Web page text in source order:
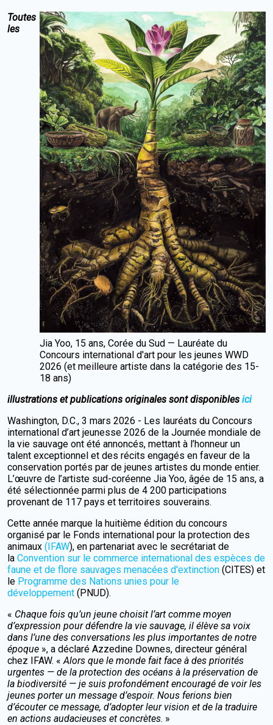
Jia Yoo, 15 ans, Corée du Sud — Lauréate du
Concours international d'art pour les jeunes WWD
2026 (et meilleure artiste dans la catégorie des 15-
18 ans)
Toutes
les
illustrations et publications originales sont disponibles ici
Washington, D.C., 3 mars 2026 - Les lauréats du Concours
international d’art jeunesse 2026 de la Journée mondiale de
la vie sauvage ont été annoncés, mettant à l’honneur un
talent exceptionnel et des récits engagés en faveur de la
conservation portés par de jeunes artistes du monde entier.
L’œuvre de l’artiste sud-coréenne Jia Yoo, âgée de 15 ans, a
été sélectionnée parmi plus de 4 200 participations
provenant de 117 pays et territoires souverains.
Cette année marque la huitième édition du concours
organisé par le Fonds international pour la protection des
animaux (IFAW), en partenariat avec le secrétariat de
la Convention sur le commerce international des espèces de
faune et de flore sauvages menacées d'extinction (CITES) et
le Programme des Nations unies pour le
développement (PNUD).
« Chaque fois qu’un jeune choisit l’art comme moyen
d’expression pour défendre la vie sauvage, il élève sa voix
dans l’une des conversations les plus importantes de notre
époque », a déclaré Azzedine Downes, directeur général
chez IFAW. « Alors que le monde fait face à des priorités
urgentes — de la protection des océans à la préservation de
la biodiversité — je suis profondément encouragé de voir les
jeunes porter un message d’espoir. Nous ferions bien
d’écouter ce message, d’adopter leur vision et de la traduire
en actions audacieuses et concrètes. »